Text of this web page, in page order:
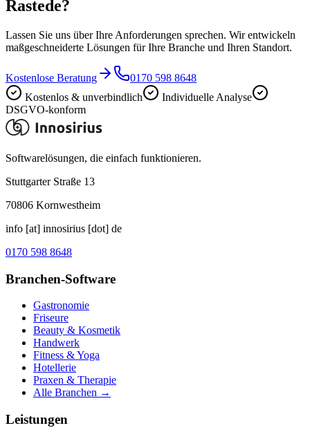
Rastede?
Lassen Sie uns über Ihre Anforderungen sprechen. Wir entwickeln
maßgeschneiderte Lösungen für Ihre Branche und Ihren Standort.
Kostenlose Beratung
0170 598 8648
Kostenlos & unverbindlich
Individuelle Analyse
DSGVO-konform
Softwarelösungen, die einfach funktionieren.
Stuttgarter Straße 13
70806 Kornwestheim
info [at] innosirius [dot] de
0170 598 8648
Branchen-Software
Gastronomie
Friseure
Beauty & Kosmetik
Handwerk
Fitness & Yoga
Hotellerie
Praxen & Therapie
Alle Branchen →
Leistungen